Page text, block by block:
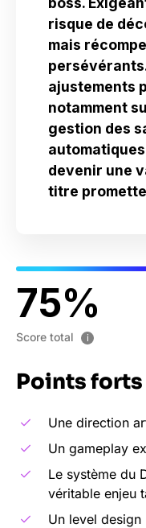
risque de
mais
ajustements
notamment
gestion des
devenir une
titre
75
Score total i
Points forts
Une direction
Un gameplay
Le système du
véritable enjeu
Un level design